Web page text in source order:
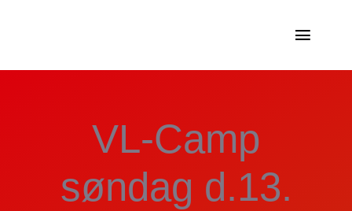
Toggle
Forløb
VL-Camp
søndag d.13.